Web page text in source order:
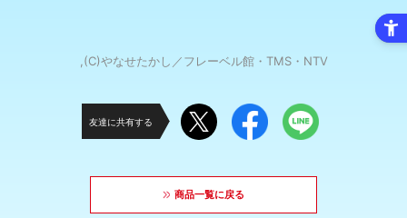
,(C)やなせたかし／フレーベル館・TMS・NTV
友達に共有する
商品一覧に戻る